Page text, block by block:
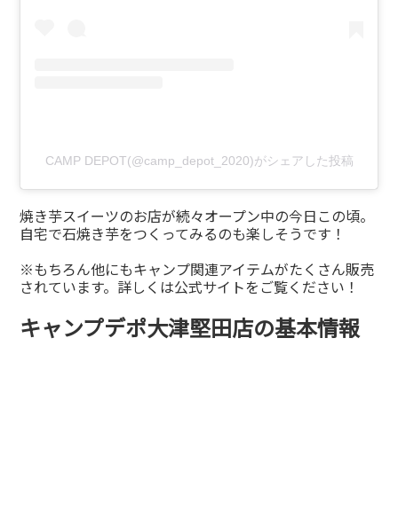
CAMP DEPOT(@camp_depot_2020)がシェアした投稿
焼き芋スイーツのお店が続々オープン中の今日この頃。
自宅で石焼き芋をつくってみるのも楽しそうです！
※もちろん他にもキャンプ関連アイテムがたくさん販売
されています。詳しくは公式サイトをご覧ください！
キャンプデポ大津堅田店の基本情報